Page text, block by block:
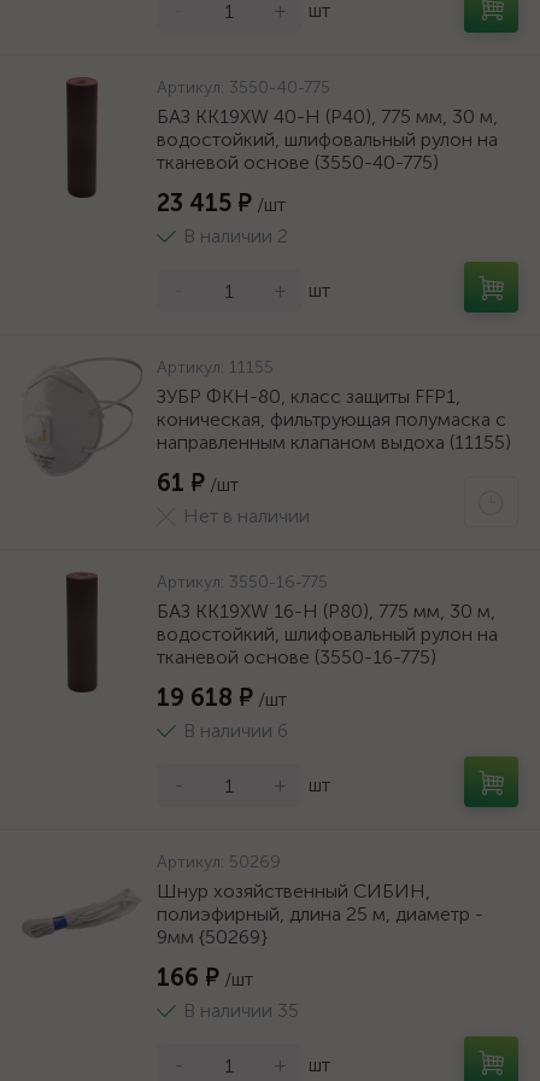
+ шт
Артикул: 3550-40-775
БАЗ KK19XW 40-H (Р40), 775 мм, 30 м,
водостойкий, шлифовальный рулон на
тканевой основе (3550-40-775)
23 415 ₽ /шт
В наличии 2
+ шт
Артикул: 11155
ЗУБР ФКН-80, класс защиты FFP1,
коническая, фильтрующая полумаска с
направленным клапаном выдоха (11155)
61 ₽ /шт
Нет в наличии
Артикул: 3550-16-775
БАЗ KK19XW 16-H (Р80), 775 мм, 30 м,
водостойкий, шлифовальный рулон на
тканевой основе (3550-16-775)
19 618 ₽ /шт
В наличии 6
- + шт
Артикул: 50269
Шнур хозяйственный СИБИН,
полиэфирный, длина 25 м, диаметр -
9мм {50269}
166 ₽ /шт
В наличии 35
- + шт